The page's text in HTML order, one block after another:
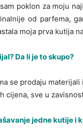
poklon za moju
od parfema,
moja prva kutija
Da li je to skupo?
se prodaju materijali
cijena, sve u
jedne kutije i